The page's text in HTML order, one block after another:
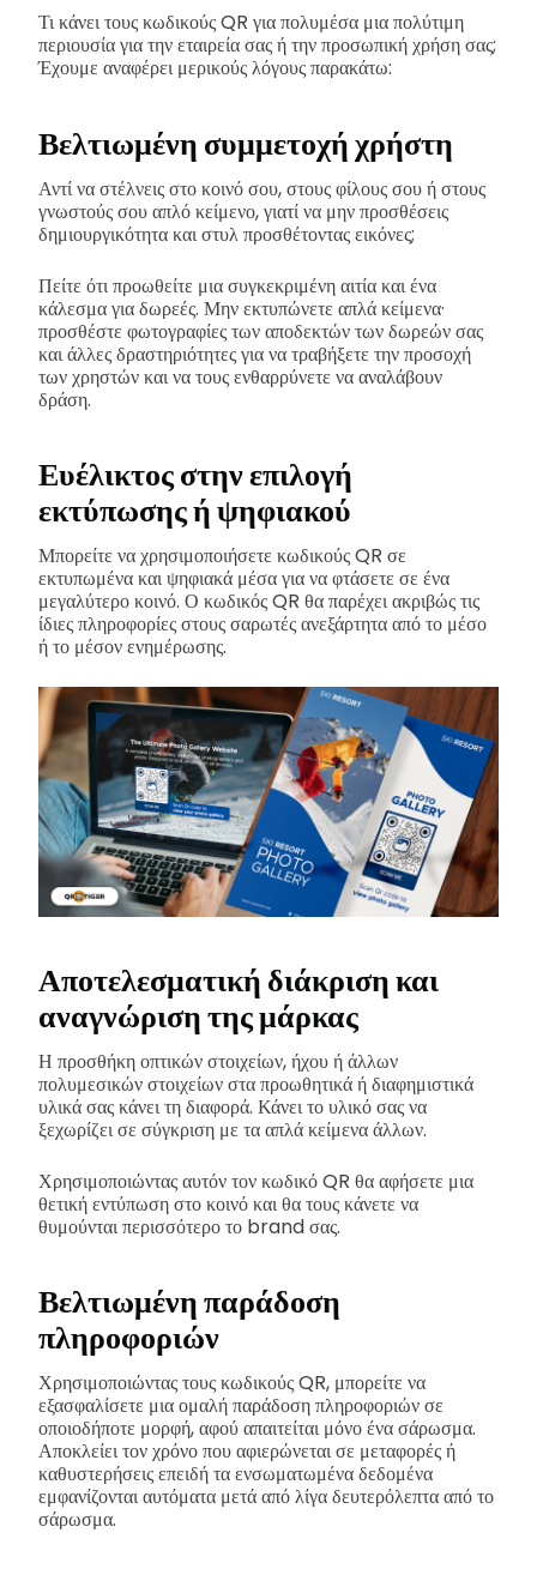
Τι κάνει τους κωδικούς QR για πολυμέσα μια πολύτιμη
περιουσία για την εταιρεία σας ή την προσωπική χρήση σας;
Έχουμε αναφέρει μερικούς λόγους παρακάτω:
Βελτιωμένη συμμετοχή χρήστη
Αντί να στέλνεις στο κοινό σου, στους φίλους σου ή στους
γνωστούς σου απλό κείμενο, γιατί να μην προσθέσεις
δημιουργικότητα και στυλ προσθέτοντας εικόνες;
Πείτε ότι προωθείτε μια συγκεκριμένη αιτία και ένα
κάλεσμα για δωρεές. Μην εκτυπώνετε απλά κείμενα·
προσθέστε φωτογραφίες των αποδεκτών των δωρεών σας
και άλλες δραστηριότητες για να τραβήξετε την προσοχή
των χρηστών και να τους ενθαρρύνετε να αναλάβουν
δράση.
Ευέλικτος στην επιλογή
εκτύπωσης ή ψηφιακού
Μπορείτε να χρησιμοποιήσετε κωδικούς QR σε
εκτυπωμένα και ψηφιακά μέσα για να φτάσετε σε ένα
μεγαλύτερο κοινό. Ο κωδικός QR θα παρέχει ακριβώς τις
ίδιες πληροφορίες στους σαρωτές ανεξάρτητα από το μέσο
ή το μέσον ενημέρωσης.
Αποτελεσματική διάκριση και
αναγνώριση της μάρκας
Η προσθήκη οπτικών στοιχείων, ήχου ή άλλων
πολυμεσικών στοιχείων στα προωθητικά ή διαφημιστικά
υλικά σας κάνει τη διαφορά. Κάνει το υλικό σας να
ξεχωρίζει σε σύγκριση με τα απλά κείμενα άλλων.
Χρησιμοποιώντας αυτόν τον κωδικό QR θα αφήσετε μια
θετική εντύπωση στο κοινό και θα τους κάνετε να
θυμούνται περισσότερο το brand σας.
Βελτιωμένη παράδοση
πληροφοριών
Χρησιμοποιώντας τους κωδικούς QR, μπορείτε να
εξασφαλίσετε μια ομαλή παράδοση πληροφοριών σε
οποιοδήποτε μορφή, αφού απαιτείται μόνο ένα σάρωσμα.
Αποκλείει τον χρόνο που αφιερώνεται σε μεταφορές ή
καθυστερήσεις επειδή τα ενσωματωμένα δεδομένα
εμφανίζονται αυτόματα μετά από λίγα δευτερόλεπτα από το
σάρωσμα.